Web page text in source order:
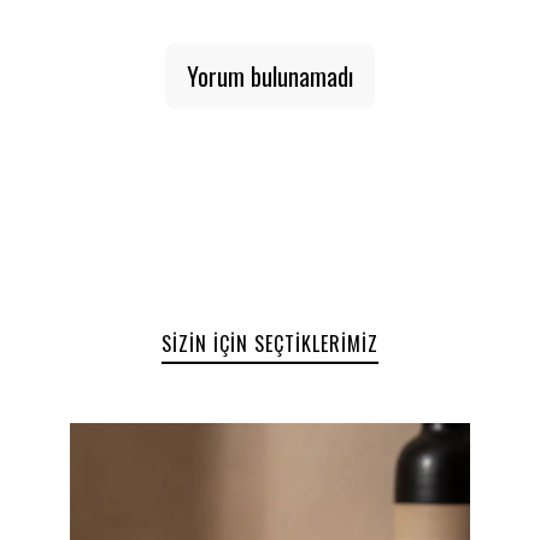
Yorum bulunamadı
SIZIN İÇIN SEÇTIKLERIMIZ